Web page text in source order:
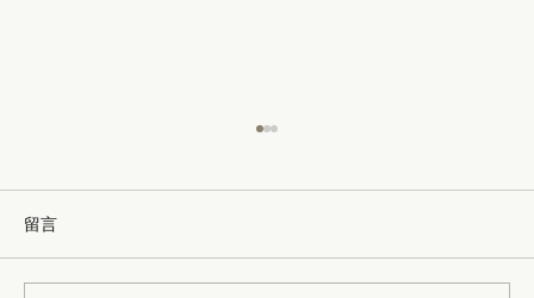
留言